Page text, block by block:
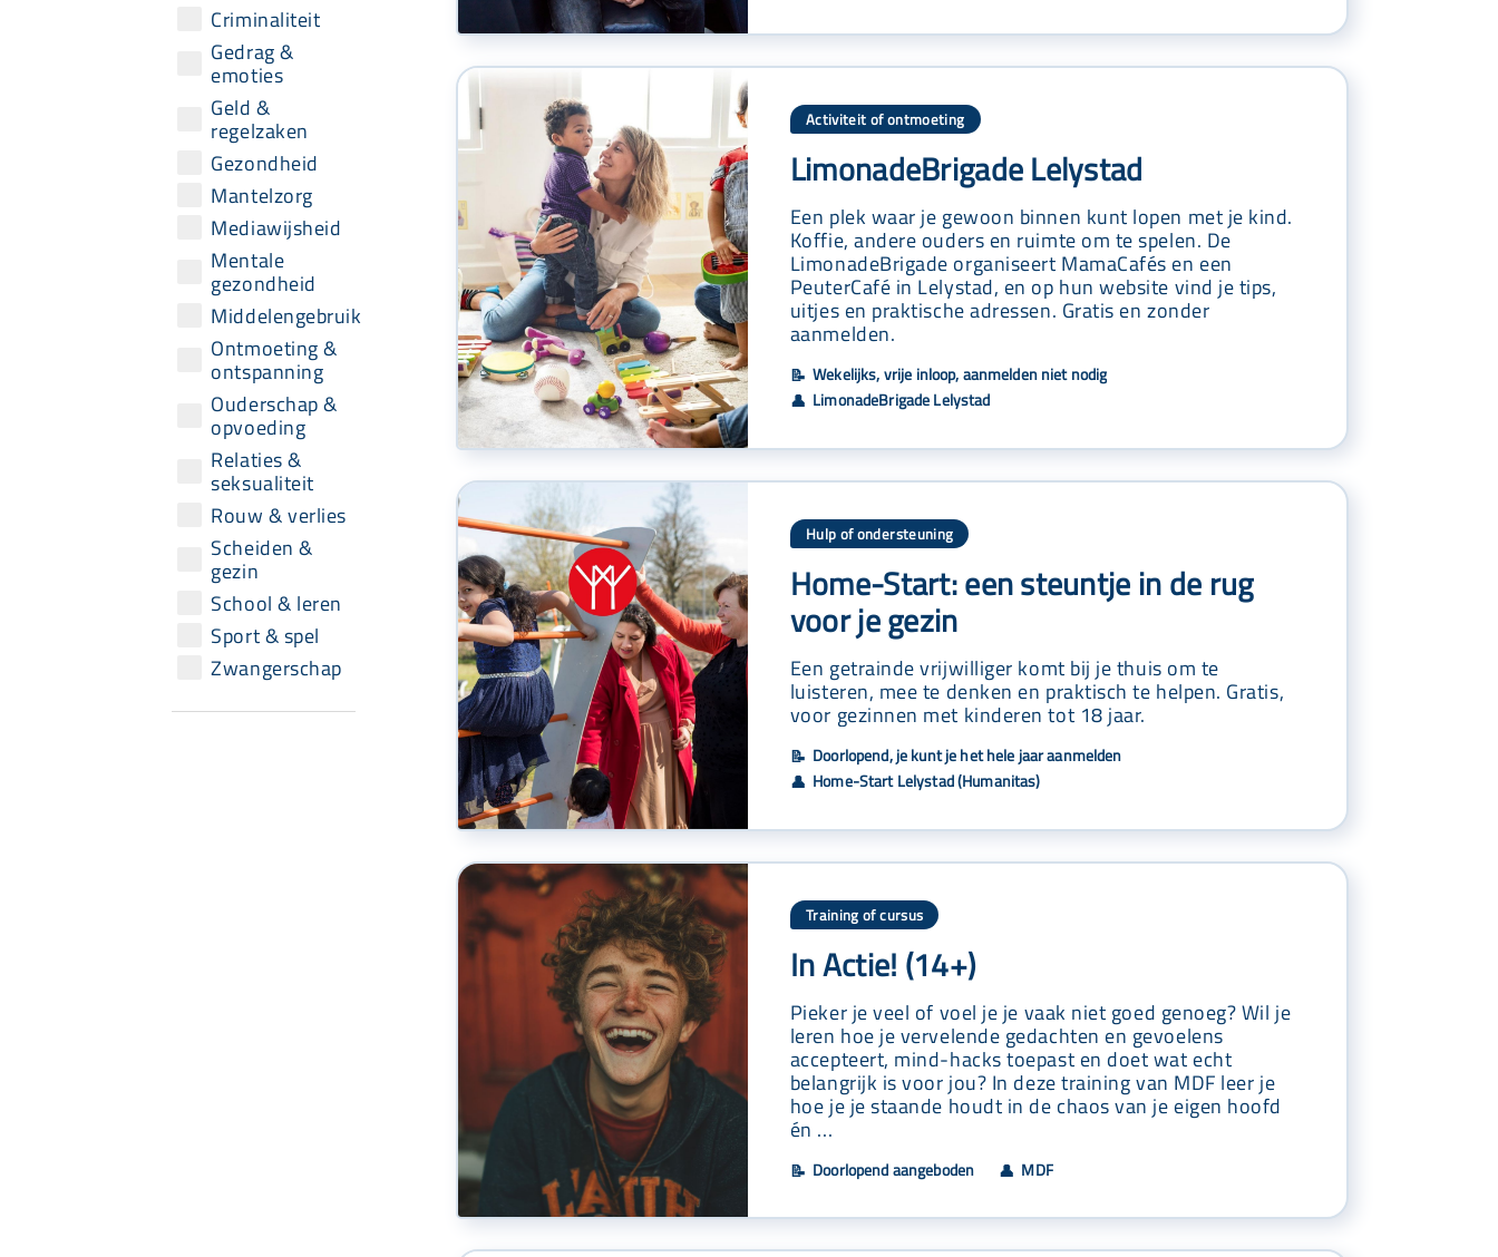
Criminaliteit
Gedrag &
emoties
Geld &
regelzaken
Gezondheid
Mantelzorg
Mediawijsheid
Mentale
gezondheid
Middelengebruik
Ontmoeting &
ontspanning
Ouderschap &
opvoeding
Relaties &
seksualiteit
Rouw & verlies
Scheiden &
gezin
School & leren
Sport & spel
Zwangerschap
Activiteit of ontmoeting
LimonadeBrigade Lelystad
Een plek waar je gewoon binnen kunt lopen met je kind.
Koffie, andere ouders en ruimte om te spelen. De
LimonadeBrigade organiseert MamaCafés en een
PeuterCafé in Lelystad, en op hun website vind je tips,
uitjes en praktische adressen. Gratis en zonder
aanmelden.
📝 Wekelijks, vrije inloop, aanmelden niet nodig
👤 LimonadeBrigade Lelystad
Hulp of ondersteuning
Home-Start: een steuntje in de rug
voor je gezin
Een getrainde vrijwilliger komt bij je thuis om te
luisteren, mee te denken en praktisch te helpen. Gratis,
voor gezinnen met kinderen tot 18 jaar.
📝 Doorlopend, je kunt je het hele jaar aanmelden
👤 Home-Start Lelystad (Humanitas)
Training of cursus
In Actie! (14+)
Pieker je veel of voel je je vaak niet goed genoeg? Wil je
leren hoe je vervelende gedachten en gevoelens
accepteert, mind-hacks toepast en doet wat echt
belangrijk is voor jou? In deze training van MDF leer je
hoe je je staande houdt in de chaos van je eigen hoofd
én ...
📝 Doorlopend aangeboden 👤 MDF